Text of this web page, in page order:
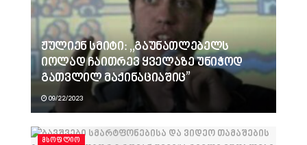
ჟულიენ სმიტი: ,,გაუნათლებელს
იოლად ჩაითრევ ყველაზე უნიჭოდ
გათვლილ მაქინაციაშიც”
09/22/2023
ᲛᲡᲝᲤᲚᲘᲝ